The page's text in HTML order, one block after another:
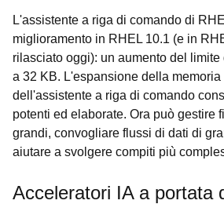
L'assistente a riga di comando di
miglioramento in RHEL 10.1 (e in
rilasciato oggi): un aumento del limite
a 32 KB. L'espansione della
dell'assistente a riga di comando
potenti ed elaborate. Ora può gestire
grandi, convogliare flussi di dati di
aiutare a svolgere compiti più
Acceleratori IA a portata